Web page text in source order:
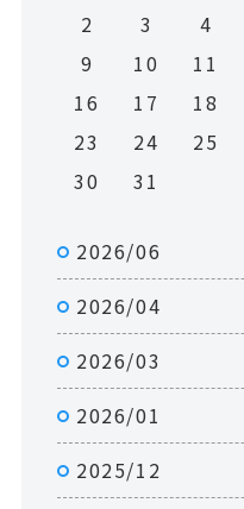
2
3 4
9
10 11
16
17 18
23
24 25
30
31
2026/06
2026/04
2026/03
2026/01
2025/12